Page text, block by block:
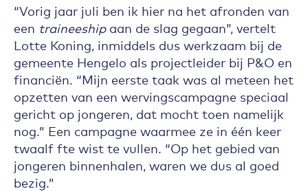
“Vorig jaar juli ben ik hier na het afronden van
een traineeshipaan de slag gegaan”, vertelt
Lotte Koning, inmiddels dus werkzaam bij de
gemeente Hengelo als projectleider bij P&O en
financiën. “Mijn eerste taak was al meteen het
opzetten van een wervingscampagne speciaal
gericht op jongeren, dat mocht toen namelijk
nog.” Een campagne waarmee ze in één keer
twaalf fte wist te vullen. “Op het gebied van
jongeren binnenhalen, waren we dus al goed
bezig.”